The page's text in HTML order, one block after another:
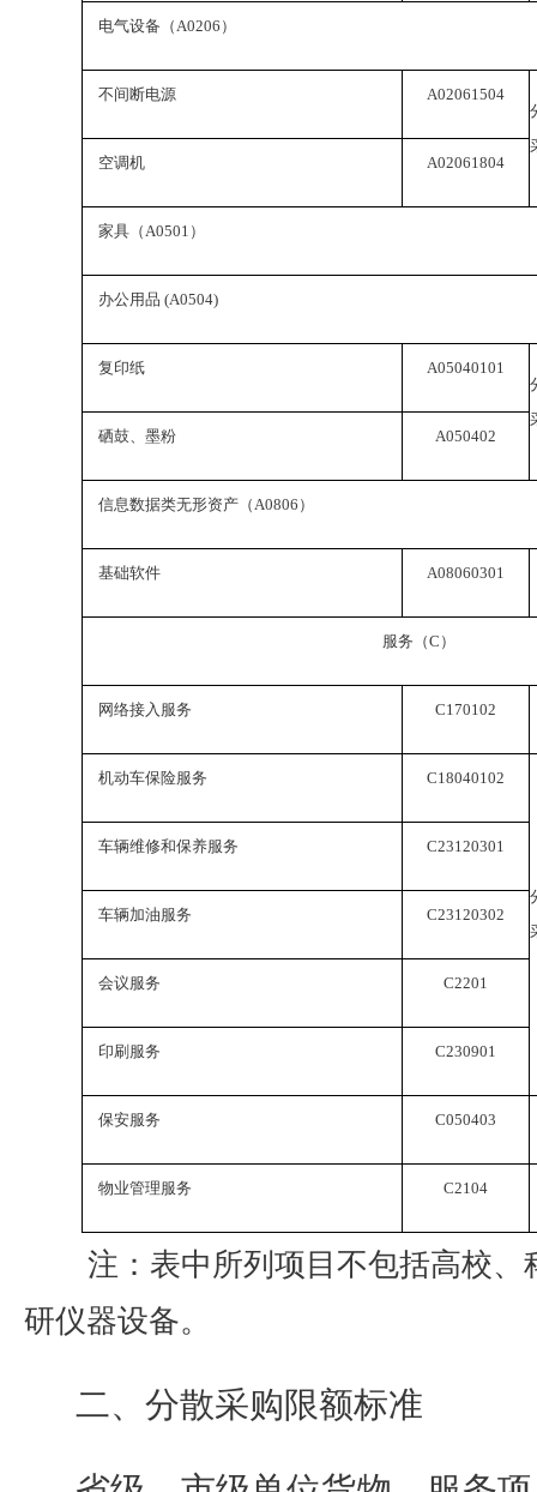
电气设备（A0206 ）
不间断电源
A02061504
空调机
A02061804
家具（A0501 ）
办公用品 (A0504)
复印纸
A05040101
硒鼓、墨粉
A050402
信息数据类无形资产（A0806 ）
基础软件 A08060301
服务（C ）
网络接入服务 C170102
机动车保险服务 C18040102
车辆维修和保养服务 C23120301
车辆加油服务 C23120302
会议服务 C2201
印刷服务 C230901
保安服务 C050403
物业管理服务 C2104
注：表中所列项目不包括高校、
研仪器设备。
二、分散采购限额标准